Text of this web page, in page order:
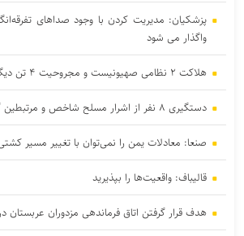
پزشکیان: مدیریت کردن با وجود صداهای
واگذار می شود
هلاکت ۲ نظامی صهیونیست و مجروحیت ۴ تن دیگر در جنوب لبنان
دستگیری ۸ نفر از اشرار مسلح شاخص و مرتبطین گروهک‌های تروریستی
صنعا: معادلات یمن را نمی‌توان با تغییر مسیر
قالیباف: واقعیت‌ها را بپذیرید
هدف قرار گرفتن اتاق‌ فرماندهی مزدوران عربستان